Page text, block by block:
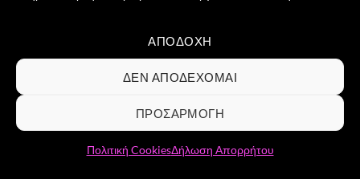
ΑΠΟΔΟΧΉ
ΔΕΝ ΑΠΟΔΈΧΟΜΑΙ
ΠΡΟΣΑΡΜΟΓΉ
Πολιτική CookiesΔήλωση Απορρήτου
Οι
επιλογές
μπορούν
Visa PayPal
Card
ΣΧΕΤΙΚΆ ΜΕ ΕΜΆΣ ΕΠΙΚΟΙΝΩΝΊΑ
ΣΥΧΝΈΣ ΕΡΩΤΉΣΕΙΣ
ΠΟΛΙΤΙΚΉ ΑΠΟΡΡΉΤΟΥ
ΠΟΛΙΤΙΚΉ COOKIES
Groovibes ΑΡ.ΓΕΜΗ 161898903000 -
επικοινωνίας 2110129955